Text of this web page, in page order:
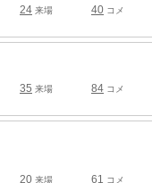
24 来場 40 コメ
35 来場 84 コメ
20 来場 61 コメ